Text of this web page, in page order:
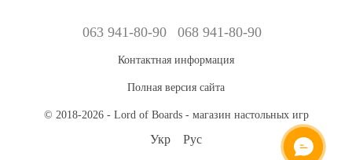
063 941-80-90 068 941-80-90
Контактная информация
Полная версия сайта
© 2018-2026 - Lord of Boards - магазин настольных игр
Укр Рус
ОНЛАЙН ЧАТ